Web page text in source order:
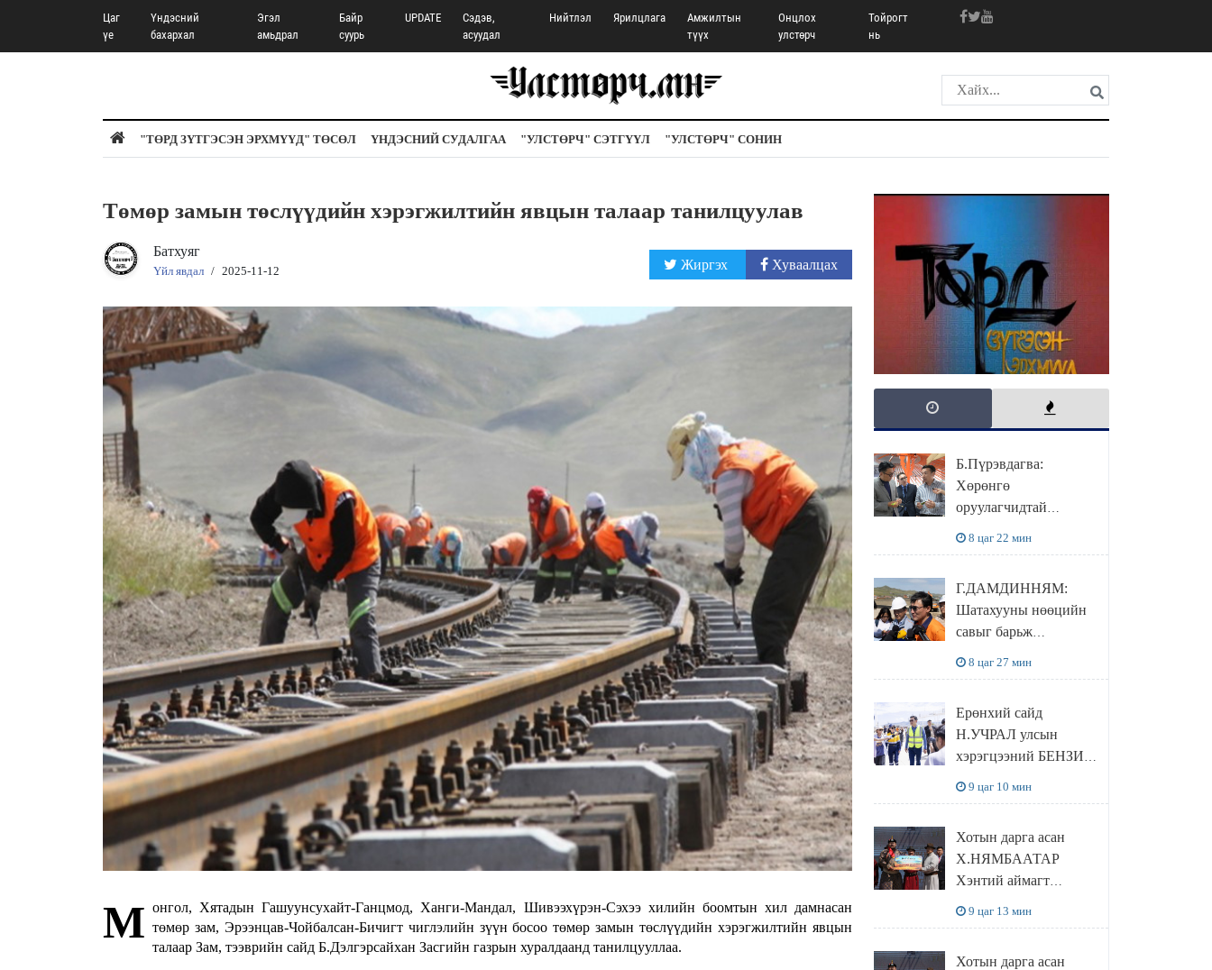
Цаг
үе
Үндэсний
бахархал
Эгэл
амьдрал
Байр
суурь
UPDATE
Сэдэв,
асуудал
Нийтлэл Ярилцлага
Амжилтын
түүх
Онцлох
улстөрч
Тойрогт
нь
"ТӨРД ЗҮТГЭСЭН ЭРХМҮҮД" ТӨСӨЛ ҮНДЭСНИЙ СУДАЛГАА "УЛСТӨРЧ" СЭТГҮҮЛ "УЛСТӨРЧ" СОНИН
Төмөр замын төслүүдийн хэрэгжилтийн явцын талаар танилцуулав
Батхуяг
Үйл явдал / 2025-11-12 Жиргэх Хуваалцах
М онгол, Хятадын Гашуунсухайт-Ганцмод, Ханги-Мандал, Шивээхүрэн-Сэхээ хилийн боомтын хил дамнасан
төмөр зам, Эрээнцав-Чойбалсан-Бичигт чиглэлийн зүүн босоо төмөр замын төслүүдийн хэрэгжилтийн явцын
талаар Зам, тээврийн сайд Б.Дэлгэрсайхан Засгийн газрын хуралдаанд танилцууллаа.
Б.Пүрэвдагва:
Хөрөнгө
оруулагчидтай
төвүүдийг хотын
захын хорооллуудад
байгуулна
8 цаг 22 мин
Г.ДАМДИННЯМ:
Шатахууны нөөцийн
савыг барьж
НӨӨЦЛӨДӨГ болно
8 цаг 27 мин
Ерөнхий сайд
Н.УЧРАЛ улсын
хэрэгцээний БЕНЗИН
9 цаг 10 мин
Хотын дарга асан
Х.НЯМБААТАР
Хэнтий аймагт
9 цаг 13 мин
Хотын дарга асан